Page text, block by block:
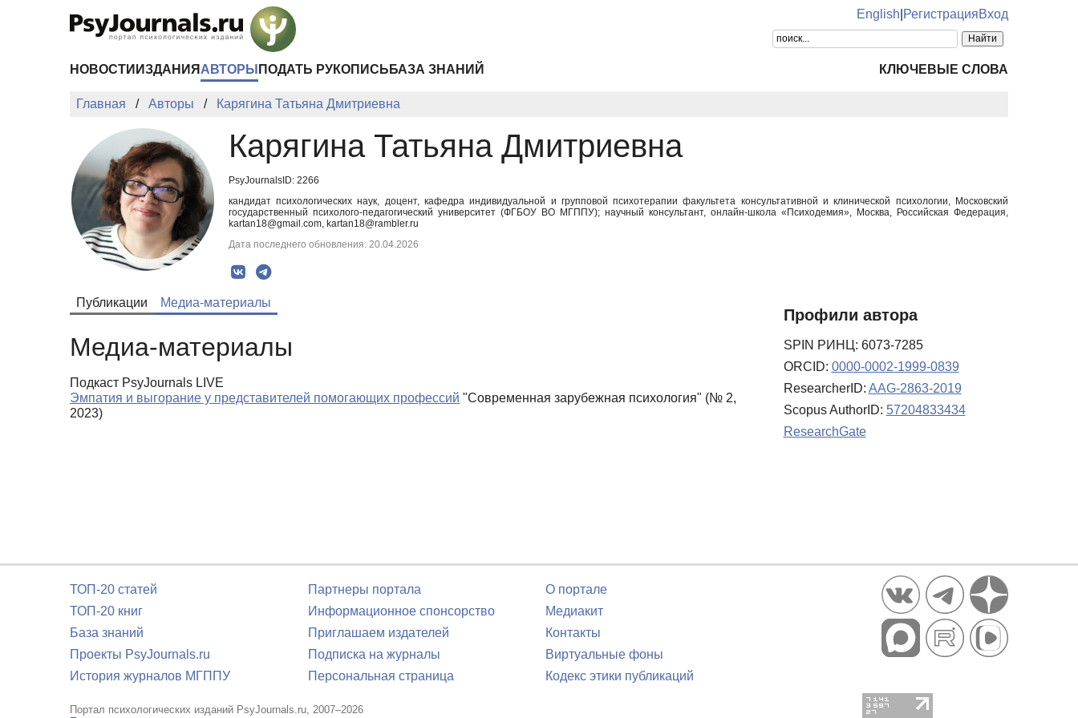
English РегистрацияВход
НОВОСТИ ИЗДАНИЯ АВТОРЫ ПОДАТЬ РУКОПИСЬ БАЗА ЗНАНИЙ КЛЮЧЕВЫЕ СЛОВА
Главная Авторы Карягина Татьяна Дмитриевна
Карягина Татьяна Дмитриевна
PsyJournalsID: 2266
кандидат психологических наук, доцент, кафедра индивидуальной и групповой психотерапии факультета консультативной и клинической психологии, Московский
государственный психолого-педагогический университет (ФГБОУ ВО МГППУ); научный консультант, онлайн-школа «Психодемия», Москва, Российская Федерация,
kartan18@gmail.com, kartan18@rambler.ru
Дата последнего обновления: 20.04.2026
Публикации Медиа-материалы
Медиа-материалы
Подкаст PsyJournals LIVE
Эмпатия и выгорание у представителей помогающих профессий "Современная зарубежная психология" (№ 2,
2023)
Профили автора
SPIN РИНЦ: 6073-7285
ORCID: 0000-0002-1999-0839
ResearcherID: AAG-2863-2019
Scopus AuthorID: 57204833434
ResearchGate
ТОП-20 статей
ТОП-20 книг
База знаний
Проекты PsyJournals.ru
История журналов МГППУ
Партнеры портала
Информационное спонсорство
Приглашаем издателей
Подписка на журналы
Персональная страница
О портале
Медиакит
Контакты
Виртуальные фоны
Кодекс этики публикаций
Портал психологических изданий PsyJournals.ru, 2007–2026